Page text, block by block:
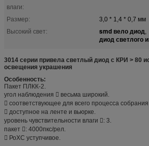
влаги:
Размер:
3,0 * 1,4 * 0,7 мм
Высокий свет:
smd вело диод,
диод светлого
3014 серии привела светлый диод с КРИ > 80
освещения украшения
Особенность:
Пакет ПЛКК-2.
угол наблюдения  весьма широкий.
 соответствующее для всего процесса
 доступное на ленте и вьюрке.
уровень чувствительности влаги : 3.
пакет : 4000пкс/рел.
 РоХС уступчивое.